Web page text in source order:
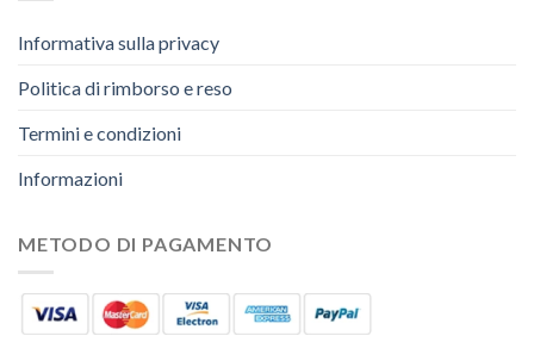
Informativa sulla privacy
Politica di rimborso e reso
Termini e condizioni
Informazioni
METODO DI PAGAMENTO